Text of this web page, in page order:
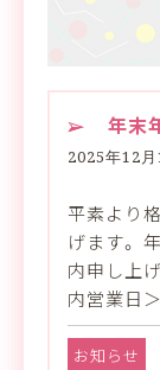
年末
2025年12月
平素より
げます。
内申し上
内営業日
お知らせ